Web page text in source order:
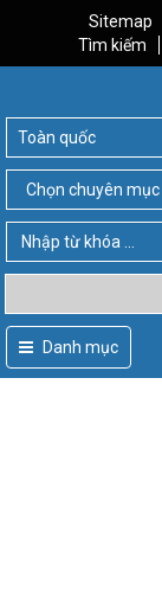
Sitemap
Tìm kiếm
Danh mục